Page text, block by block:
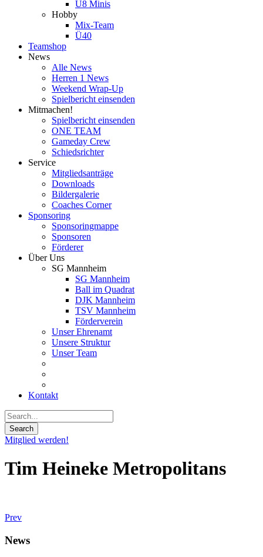
U8 Minis
Hobby
Mix-Team
Ü40
Teamshop
News
Alle News
Herren 1 News
Weekend Wrap-Up
Spielbericht einsenden
Mitmachen!
Spielbericht einsenden
ONE TEAM
Gameday Crew
Schiedsrichter
Service
Mitgliedsanträge
Downloads
Bildergalerie
Coaches Corner
Sponsoring
Sponsoringmappe
Sponsoren
Förderer
Über Uns
SG Mannheim
SG Mannheim
Ball im Quadrat
DJK Mannheim
TSV Mannheim
Förderverein
Unser Ehrenamt
Unsere Struktur
Unser Team
Kontakt
Mitglied werden!
Tim Heineke Metropolitans
Prev
News